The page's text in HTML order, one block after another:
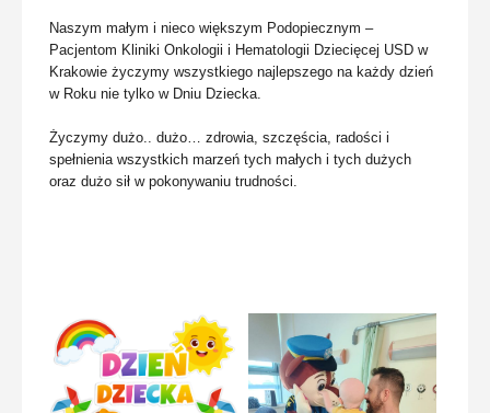
Naszym małym i nieco większym Podopiecznym –
Pacjentom Kliniki Onkologii i Hematologii Dziecięcej USD w
Krakowie życzymy wszystkiego najlepszego na każdy dzień
w Roku nie tylko w Dniu Dziecka.
Życzymy dużo.. dużo… zdrowia, szczęścia, radości i
spełnienia wszystkich marzeń tych małych i tych dużych
oraz dużo sił w pokonywaniu trudności.